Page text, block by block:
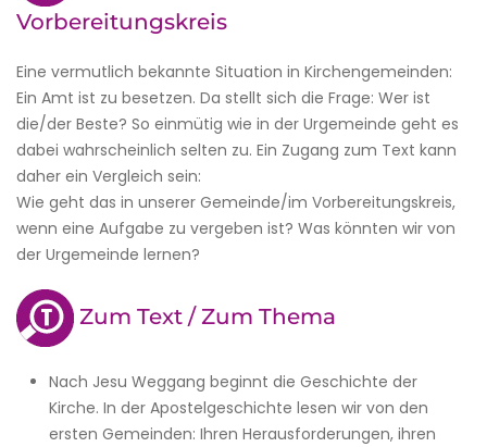
Vorbereitungskreis
Eine vermutlich bekannte Situation in Kirchengemeinden:
Ein Amt ist zu besetzen. Da stellt sich die Frage: Wer ist
die/der Beste? So einmütig wie in der Urgemeinde geht es
dabei wahrscheinlich selten zu. Ein Zugang zum Text kann
daher ein Vergleich sein:
Wie geht das in unserer Gemeinde/im Vorbereitungskreis,
wenn eine Aufgabe zu vergeben ist? Was könnten wir von
der Urgemeinde lernen?
Zum Text / Zum Thema
Nach Jesu Weggang beginnt die Geschichte der
Kirche. In der Apostelgeschichte lesen wir von den
ersten Gemeinden: Ihren Herausforderungen, ihren